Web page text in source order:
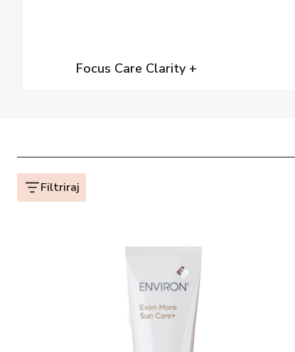
Focus Care Clarity +
Filtriraj